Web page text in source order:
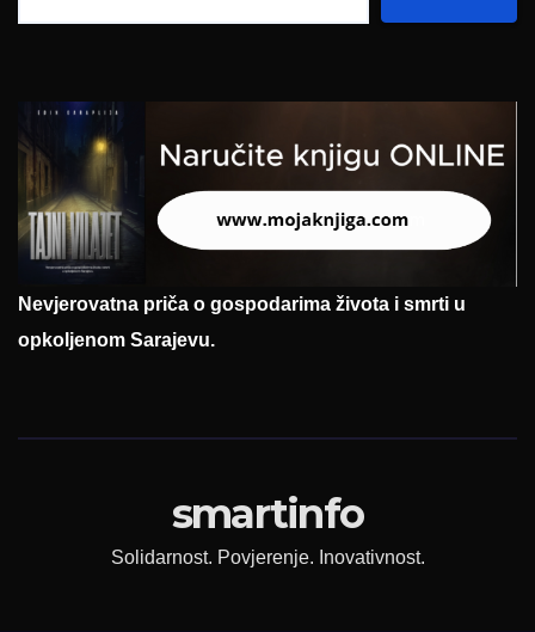
Nevjerovatna priča o gospodarima života i smrti u
opkoljenom Sarajevu.
smartinfo
Solidarnost. Povjerenje. Inovativnost.